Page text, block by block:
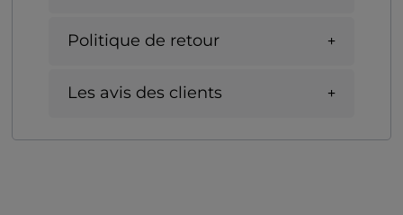
Politique de retour
Les avis des clients